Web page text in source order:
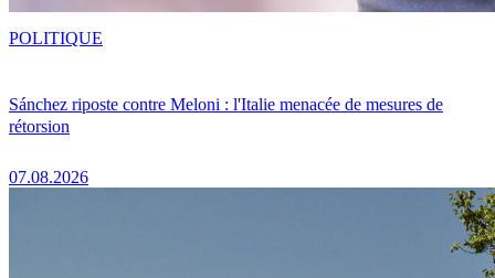
Sánchez riposte contre Meloni : l'Italie menacée de mesures de
rétorsion
07.08.2026
POLITIQUE